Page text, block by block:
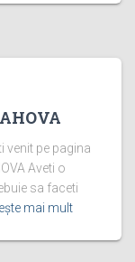
venit pe pagina
Aveti o
sa faceti
mai mult